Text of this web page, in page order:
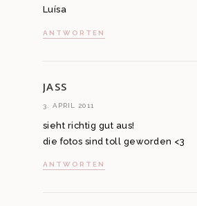
Luísa
ANTWORTEN
JASS
3. APRIL 2011
sieht richtig gut aus!
die fotos sind toll geworden <3
ANTWORTEN